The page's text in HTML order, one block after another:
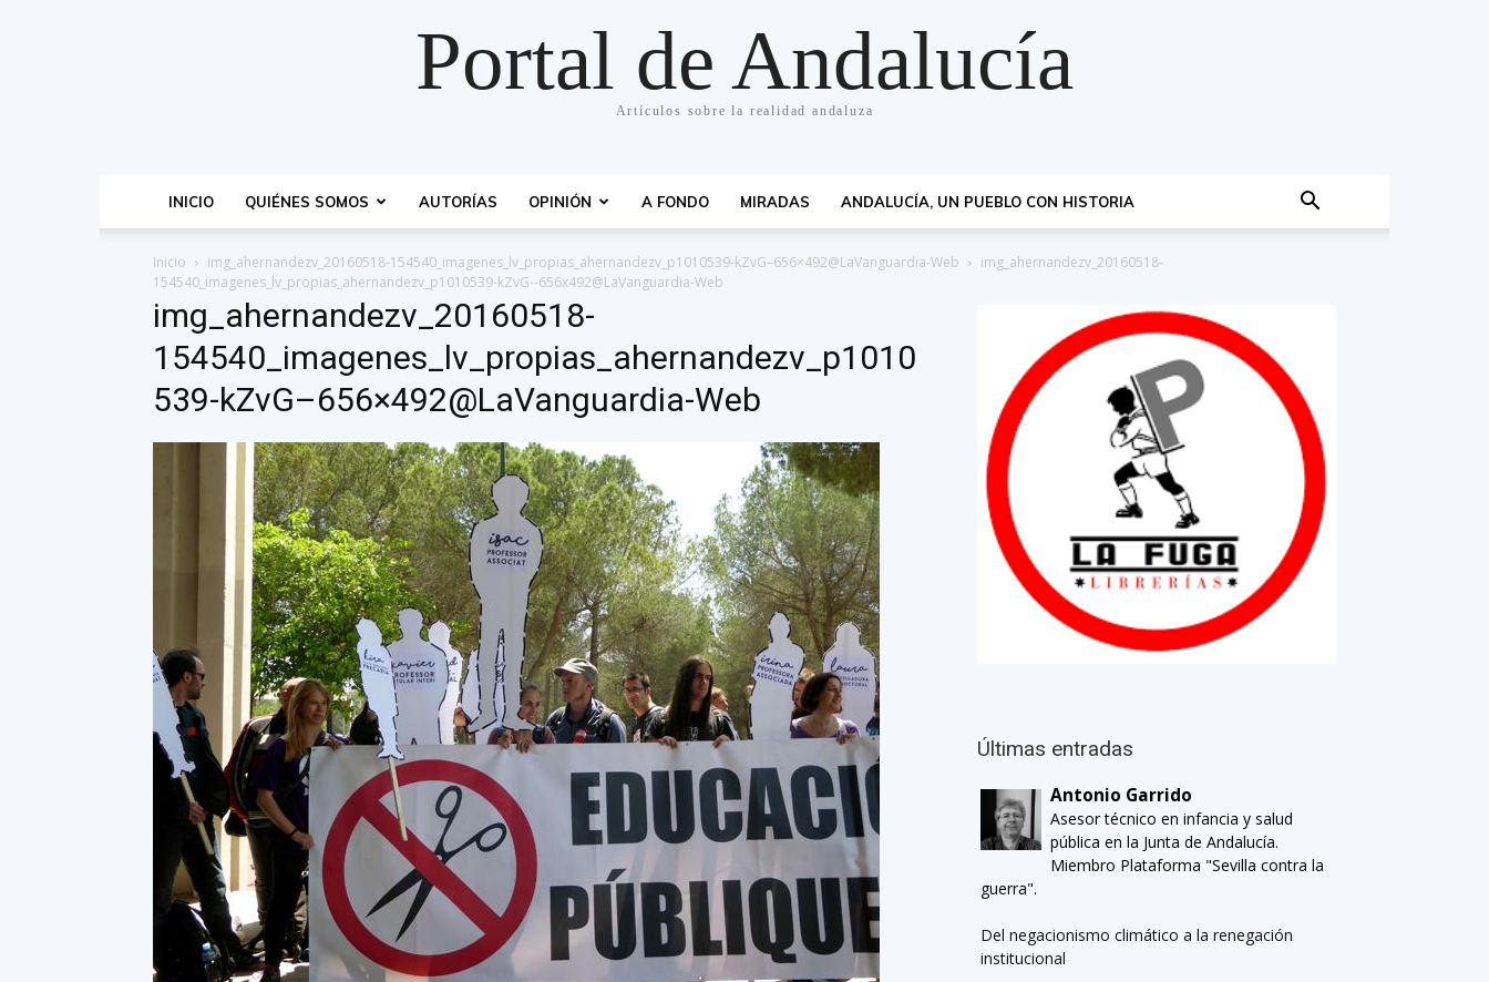
Portal de Andalucía
Artículos sobre la realidad andaluza
INICIO QUIÉNES SOMOS AUTORÍAS OPINIÓN A FONDO MIRADAS ANDALUCÍA, UN PUEBLO CON HISTORIA
Inicio img_ahernandezv_20160518-154540_imagenes_lv_propias_ahernandezv_p1010539-kZvG–656×492@LaVanguardia-Web
img_ahernandezv_20160518-
154540_imagenes_lv_propias_ahernandezv_p1010539-kZvG--656x492@LaVanguardia-Web
img_ahernandezv_20160518-
154540_imagenes_lv_propias_ahernandezv_p1010
539-kZvG–656×492@LaVanguardia-Web
Últimas entradas
Antonio Garrido
Asesor técnico en infancia y salud
pública en la Junta de Andalucía.
Miembro Plataforma "Sevilla contra la
guerra".
Del negacionismo climático a la renegación
institucional